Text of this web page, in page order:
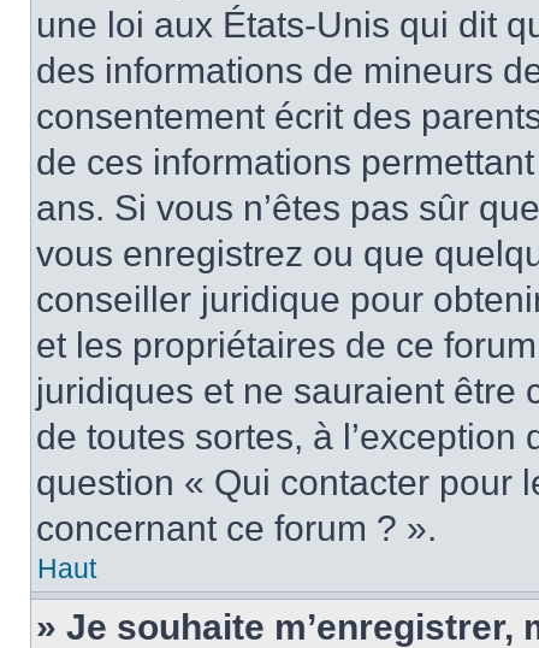
une loi aux États-Unis qui dit
des informations de mineurs
consentement écrit des
de ces informations
ans. Si vous n’êtes pas sûr
vous enregistrez ou que
conseiller juridique pour
et les propriétaires de ce
juridiques et ne sauraient être
de toutes sortes, à
question « Qui contacter pour
concernant ce forum ? ».
Haut
» Je souhaite m’enregistrer,